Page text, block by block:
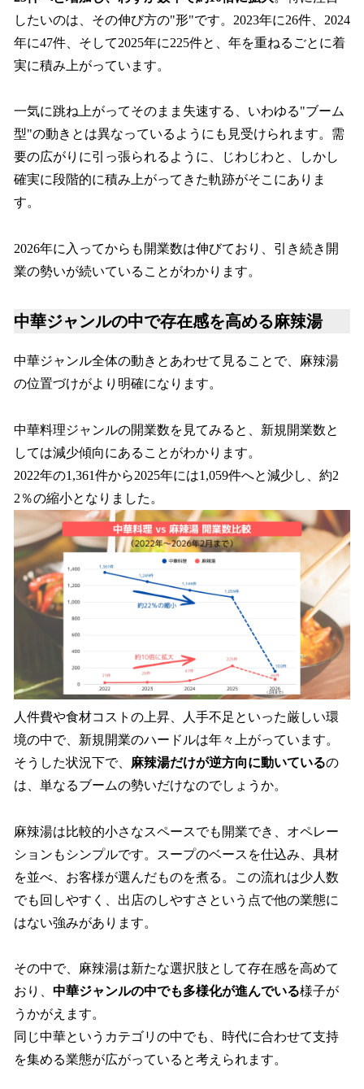
したいのは、その伸び方の"形"です。2023年に26件、2024
年に47件、そして2025年に225件と、年を重ねるごとに着
実に積み上がっています。
一気に跳ね上がってそのまま失速する、いわゆる"ブーム
型"の動きとは異なっているようにも見受けられます。需
要の広がりに引っ張られるように、じわじわと、しかし
確実に段階的に積み上がってきた軌跡がそこにありま
す。
2026年に入ってからも開業数は伸びており、引き続き開
業の勢いが続いていることがわかります。
中華ジャンルの中で存在感を高める麻辣湯
中華ジャンル全体の動きとあわせて見ることで、麻辣湯
の位置づけがより明確になります。
中華料理ジャンルの開業数を見てみると、新規開業数と
しては減少傾向にあることがわかります。
2022年の1,361件から2025年には1,059件へと減少し、約2
2％の縮小となりました。
人件費や食材コストの上昇、人手不足といった厳しい環
境の中で、新規開業のハードルは年々上がっています。
そうした状況下で、 麻辣湯だけが逆方向に動いているの
は、単なるブームの勢いだけなのでしょうか。
麻辣湯は比較的小さなスペースでも開業でき、オペレー
ションもシンプルです。スープのベースを仕込み、具材
を並べ、お客様が選んだものを煮る。この流れは少人数
でも回しやすく、出店のしやすさという点で他の業態に
はない強みがあります。
その中で、麻辣湯は新たな選択肢として存在感を高めて
おり、 中華ジャンルの中でも多様化が進んでいる様子が
うかがえます。
同じ中華というカテゴリの中でも、時代に合わせて支持
を集める業態が広がっていると考えられます。